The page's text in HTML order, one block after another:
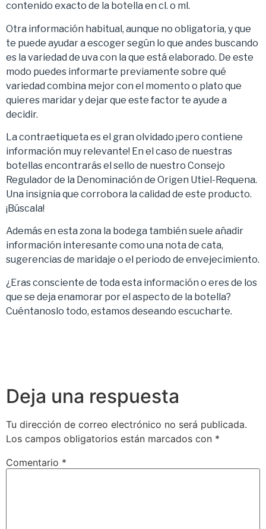
contenido exacto de la botella en cl. o ml.
Otra información habitual, aunque no obligatoria, y que
te puede ayudar a escoger según lo que andes buscando
es la variedad de uva con la que está elaborado. De este
modo puedes informarte previamente sobre qué
variedad combina mejor con el momento o plato que
quieres maridar y dejar que este factor te ayude a
decidir.
La contraetiqueta es el gran olvidado ¡pero contiene
información muy relevante! En el caso de nuestras
botellas encontrarás el sello de nuestro Consejo
Regulador de la Denominación de Origen Utiel-Requena.
Una insignia que corrobora la calidad de este producto.
¡Búscala!
Además en esta zona la bodega también suele añadir
información interesante como una nota de cata,
sugerencias de maridaje o el periodo de envejecimiento.
¿Eras consciente de toda esta información o eres de los
que se deja enamorar por el aspecto de la botella?
Cuéntanoslo todo, estamos deseando escucharte.
Deja una respuesta
Tu dirección de correo electrónico no será publicada.
Los campos obligatorios están marcados con *
Comentario *